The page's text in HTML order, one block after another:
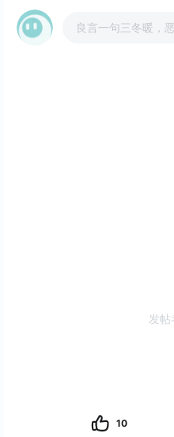
良言一句三冬暖，
发
10